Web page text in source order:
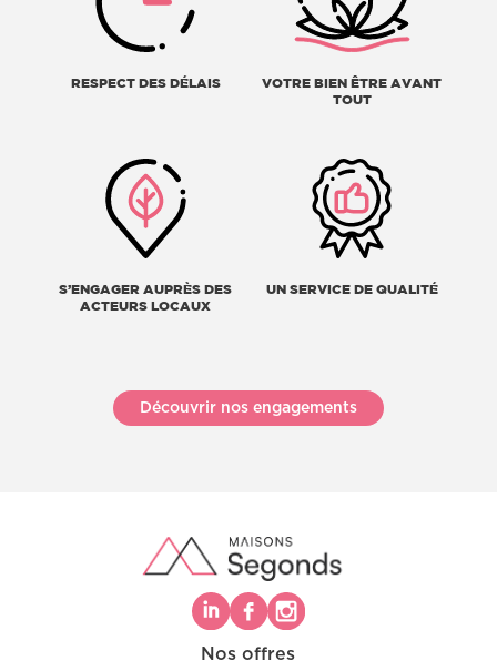
RESPECT DES DÉLAIS
VOTRE BIEN ÊTRE AVANT
TOUT
S’ENGAGER AUPRÈS DES
ACTEURS LOCAUX
UN SERVICE DE QUALITÉ
Découvrir nos engagements
Nos offres